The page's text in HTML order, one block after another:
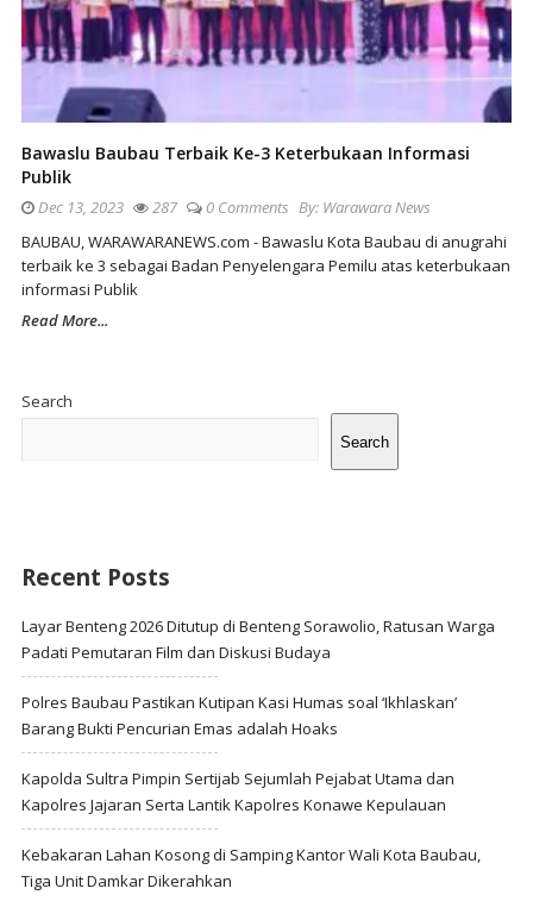
Bawaslu Baubau Terbaik Ke-3 Keterbukaan Informasi
Publik
Dec 13, 2023 287 0 Comments By: Warawara News
BAUBAU, WARAWARANEWS.com - Bawaslu Kota Baubau di anugrahi
terbaik ke 3 sebagai Badan Penyelengara Pemilu atas keterbukaan
informasi Publik
Read More...
Search
Search
Recent Posts
Layar Benteng 2026 Ditutup di Benteng Sorawolio, Ratusan Warga
Padati Pemutaran Film dan Diskusi Budaya
Polres Baubau Pastikan Kutipan Kasi Humas soal ‘Ikhlaskan’
Barang Bukti Pencurian Emas adalah Hoaks
Kapolda Sultra Pimpin Sertijab Sejumlah Pejabat Utama dan
Kapolres Jajaran Serta Lantik Kapolres Konawe Kepulauan
Kebakaran Lahan Kosong di Samping Kantor Wali Kota Baubau,
Tiga Unit Damkar Dikerahkan